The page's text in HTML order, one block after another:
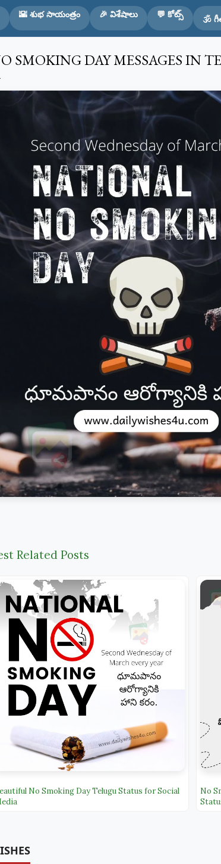
Skip to main content
🌇 శుభ సాయంత్రం 🎉 విశేషాలు 💬 కోట్స్ 🕉️
SMOKING DAY MESSAGES IN
Related Posts
No Smoking Day Telugu Status for Social
No